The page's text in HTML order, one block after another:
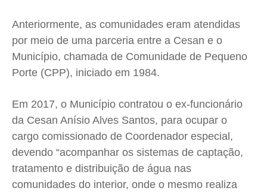
Anteriormente, as comunidades eram atendidas
por meio de uma parceria entre a Cesan e o
Município, chamada de Comunidade de Pequeno
Porte (CPP), iniciado em 1984.
Em 2017, o Município contratou o ex-funcionário
da Cesan Anísio Alves Santos, para ocupar o
cargo comissionado de Coordenador especial,
devendo “acompanhar os sistemas de captação,
tratamento e distribuição de água nas
comunidades do interior, onde o mesmo realiza